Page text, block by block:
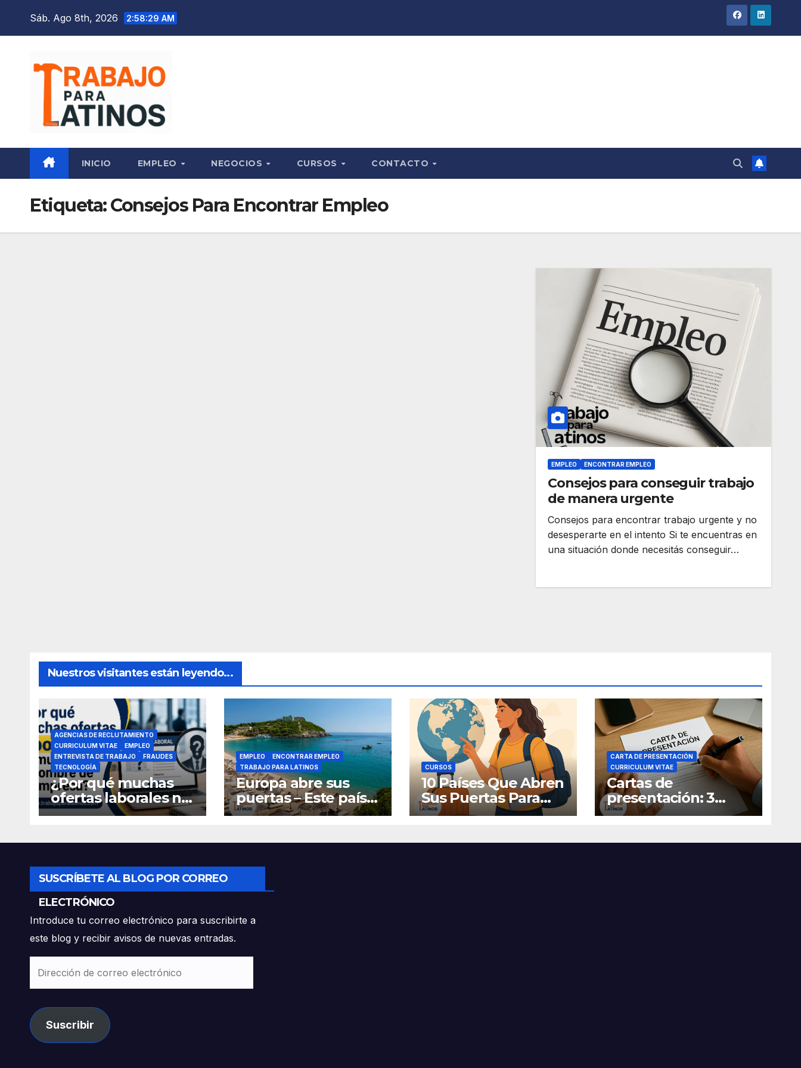
Sáb. Ago 8th, 2026 2:58:30 AM
INICIO EMPLEO NEGOCIOS CURSOS CONTACTO
Etiqueta:Consejos Para Encontrar Empleo
EMPLEO ENCONTRAR EMPLEO
Consejos para conseguir trabajo
de manera urgente
Consejos para encontrar trabajo urgente y no
desesperarte en el intento Si te encuentras en
una situación donde necesitás conseguir…
Nuestros visitantes están leyendo...
AGENCIAS DE RECLUTAMIENTO
CURRICULUM VITAE
EMPLEO
ENTREVISTA DE TRABAJO
FRAUDES
TECNOLOGÍA
¿Por qué muchas
ofertas laborales no
muestran el
empresa?
EMPLEO
ENCONTRAR EMPLEO
TRABAJO PARA LATINOS
Europa abre sus
puertas – Este país
ofrece salarios
contrata a
sin visa
CURSOS
10 Países Que Abren
Sus Puertas Para
Estudiar y Trabajar
CARTA DE PRESENTACIÓN
CURRICULUM VITAE
Cartas de
presentación: 3
ejemplos cortos y
postular a un
SUSCRÍBETE AL BLOG POR CORREO
ELECTRÓNICO
Introduce tu correo electrónico para suscribirte a
este blog y recibir avisos de nuevas entradas.
electrónico
Suscribir